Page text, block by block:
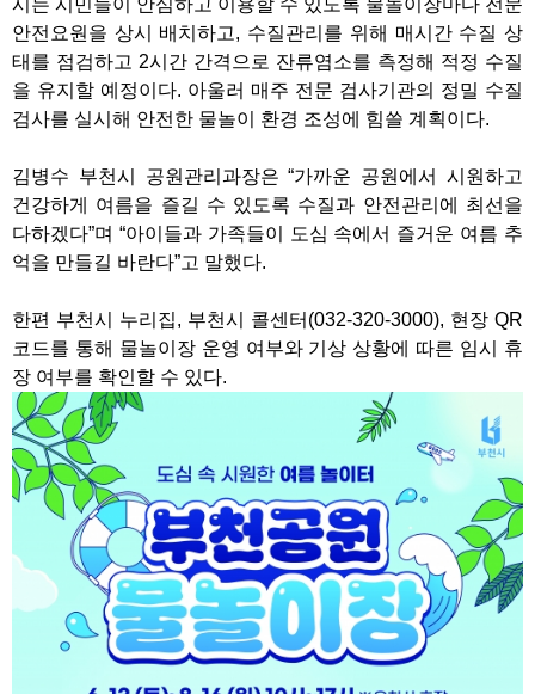
시는 시민들이 안심하고 이용할 수 있도록 물놀이장마다 전문
안전요원을 상시 배치하고, 수질관리를 위해 매시간 수질 상
태를 점검하고 2시간 간격으로 잔류염소를 측정해 적정 수질
을 유지할 예정이다. 아울러 매주 전문 검사기관의 정밀 수질
검사를 실시해 안전한 물놀이 환경 조성에 힘쓸 계획이다.
김병수 부천시 공원관리과장은 “가까운 공원에서 시원하고
건강하게 여름을 즐길 수 있도록 수질과 안전관리에 최선을
다하겠다”며 “아이들과 가족들이 도심 속에서 즐거운 여름 추
억을 만들길 바란다”고 말했다.
한편 부천시 누리집, 부천시 콜센터(032-320-3000), 현장 QR
코드를 통해 물놀이장 운영 여부와 기상 상황에 따른 임시 휴
장 여부를 확인할 수 있다.